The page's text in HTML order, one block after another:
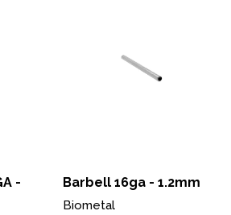
-
Barbell 16ga - 1.2mm
Biometal